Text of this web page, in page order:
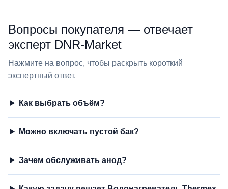
Вопросы покупателя — отвечает
эксперт DNR‑Market
Нажмите на вопрос, чтобы раскрыть короткий
экспертный ответ.
Как выбрать объём?
Можно включать пустой бак?
Зачем обслуживать анод?